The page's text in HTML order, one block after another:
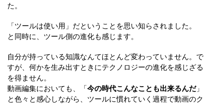
た。
「ツールは使い用」だということを思い知らされました。
と同時に、ツール側の進化も感じます。
自分が持っている知識なんてほとんど変わっていません。で
すが、何かを生み出すときにテクノロジーの進化を感じざる
を得ません。
動画編集においても、「今の時代こんなことも出来るんだ」
と色々と感心しながら、ツールに慣れていく過程で動画のク